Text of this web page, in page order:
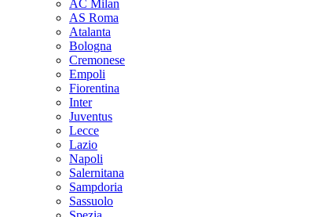
AC Milan
AS Roma
Atalanta
Bologna
Cremonese
Empoli
Fiorentina
Inter
Juventus
Lecce
Lazio
Napoli
Salernitana
Sampdoria
Sassuolo